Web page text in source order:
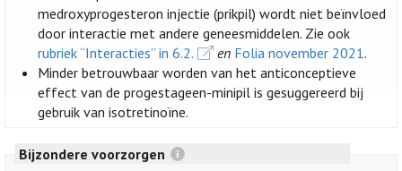
medroxyprogesteron injectie (prikpil) wordt niet beïnvloed
door interactie met andere geneesmiddelen. Zie ook
rubriek “Interacties” in 6.2.
en Folia november 2021.
Minder betrouwbaar worden van het anticonceptieve
effect van de progestageen-minipil is gesuggereerd bij
gebruik van isotretinoïne.
Bijzondere voorzorgen